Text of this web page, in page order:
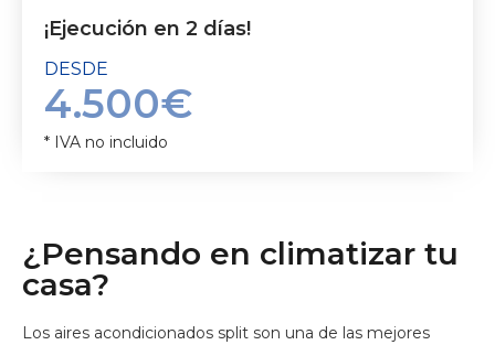
¡Ejecución en 2 días!
DESDE
4.500€
* IVA no incluido
¿Pensando en climatizar tu
casa?
Los aires acondicionados split son una de las mejores